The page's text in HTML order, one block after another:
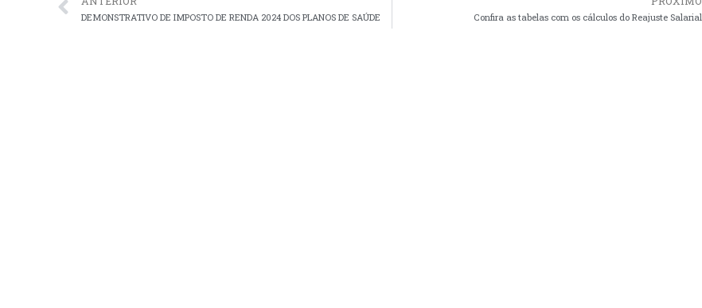
DEMONSTRATIVO DE IMPOSTO DE RENDA 2024 DOS PLANOS DE SAÚDE Confira as tabelas com os cálculos do Reajuste Salarial